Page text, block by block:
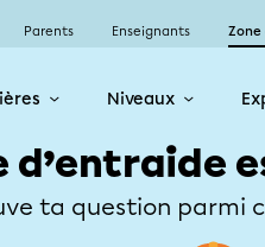
Parents Enseignants Zone
Niveaux
d’entraide
ta question parmi